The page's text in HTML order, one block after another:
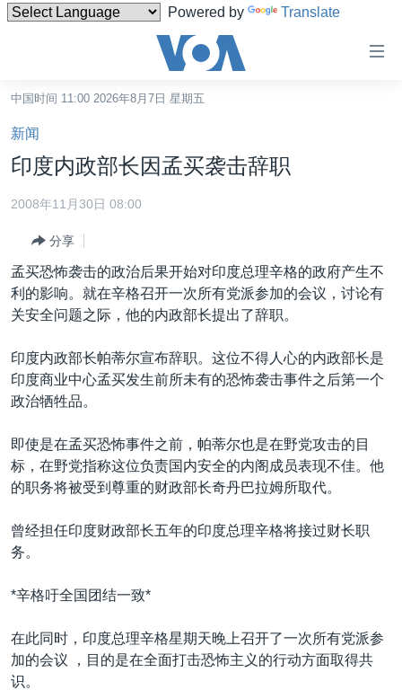
Powered by Translate
碍
链
接
跳
转
容
跳
导
航
跳
到
港澳
国际
最新国际新闻
中东
欧洲
非洲
美洲
分类新闻
人权·法律·宗教
科教·文娱·体健
军事
劳工
热点专题
白宫要闻
国会报道
美中关系
埃博拉疫情
重要讲话与声明
台海两岸关系
南中国海争端
VOA视频
VOA今日焦点
中文广播
关注我们
其他语言网站
中国时间 11:00 2026年8月7日 星期五
新闻
印度内政部长因孟买袭击辞职
2008年11月30日 08:00
分享
孟买恐怖袭击的政治后果开始对印度总理辛格的政府产生不
利的影响。就在辛格召开一次所有党派参加的会议，讨论有
关安全问题之际，他的内政部长提出了辞职。
印度内政部长帕蒂尔宣布辞职。这位不得人心的内政部长是
印度商业中心孟买发生前所未有的恐怖袭击事件之后第一个
政治牺牲品。
即使是在孟买恐怖事件之前，帕蒂尔也是在野党攻击的目
标，在野党指称这位负责国内安全的内阁成员表现不佳。他
的职务将被受到尊重的财政部长奇丹巴拉姆所取代。
曾经担任印度财政部长五年的印度总理辛格将接过财长职
务。
*辛格吁全国团结一致*
在此同时，印度总理辛格星期天晚上召开了一次所有党派参
加的会议 ，目的是在全面打击恐怖主义的行动方面取得共
识。